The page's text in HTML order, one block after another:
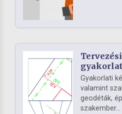
Gyakorlati
valamint
geodéták,
szakember...